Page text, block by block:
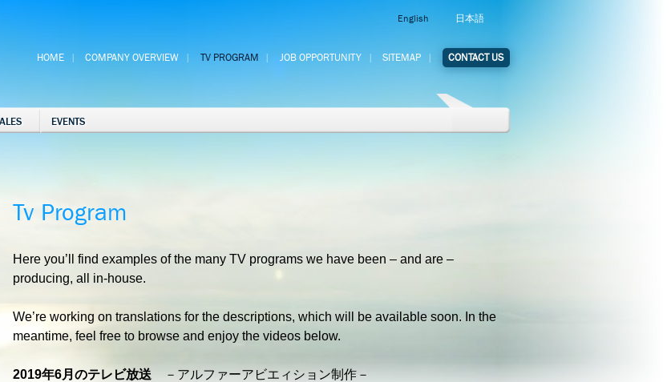
English 日本語
HOME COMPANY OVERVIEW TV PROGRAM JOB OPPORTUNITY SITEMAP CONTACT US
EVENTS
Tv Program
Here you’ll find examples of the many TV programs we have been – and are –
producing, all in-house.
We’re working on translations for the descriptions, which will be available soon. In the
meantime, feel free to browse and enjoy the videos below.
2019年6月のテレビ放送 －アルファーアビエィション制作－